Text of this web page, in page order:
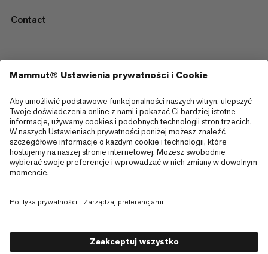
Contact
—
Sitemap
Cookies
Informacja prawna
Polityka Prywatności Danych